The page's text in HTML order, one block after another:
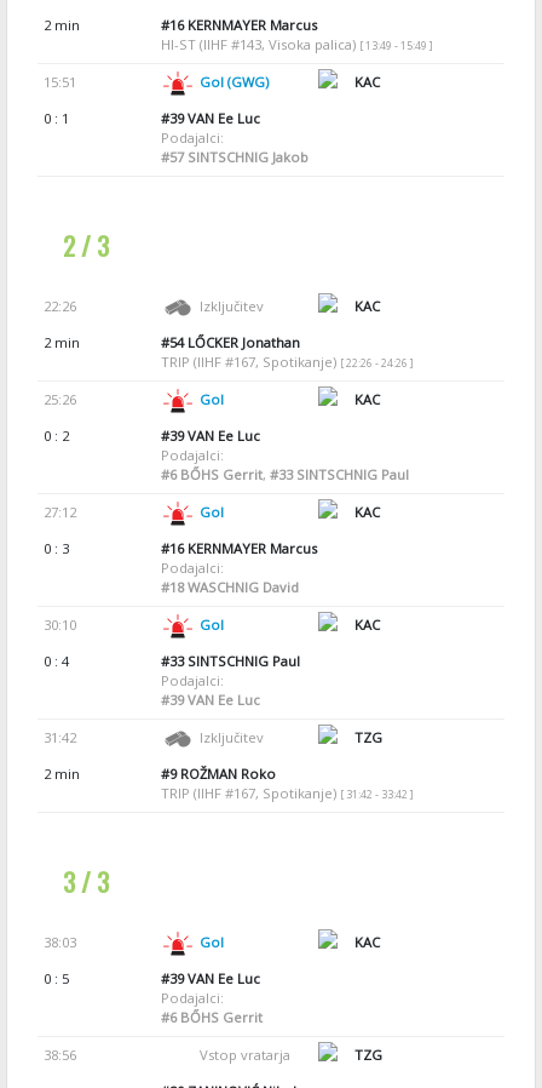
2 min
#16KERNMAYER Marcus
HI-ST (IIHF #143, Visoka palica) [ 13:49 - 15:49 ]
15:51 Gol (GWG)
KAC
0 : 1
#39VAN Ee Luc
Podajalci:
#57SINTSCHNIG Jakob
2 / 3
22:26 Izključitev
KAC
2 min
#54LŐCKER Jonathan
TRIP (IIHF #167, Spotikanje) [ 22:26 - 24:26 ]
25:26 Gol
KAC
0 : 2
#39VAN Ee Luc
Podajalci:
#6BŐHS Gerrit, #33SINTSCHNIG Paul
27:12 Gol
KAC
0 : 3
#16KERNMAYER Marcus
Podajalci:
#18WASCHNIG David
30:10 Gol
KAC
0 : 4
#33SINTSCHNIG Paul
Podajalci:
#39VAN Ee Luc
31:42 Izključitev
TZG
2 min
#9ROŽMAN Roko
TRIP (IIHF #167, Spotikanje) [ 31:42 - 33:42 ]
3 / 3
38:03 Gol
KAC
0 : 5
#39VAN Ee Luc
Podajalci:
#6BŐHS Gerrit
38:56 Vstop vratarja
TZG